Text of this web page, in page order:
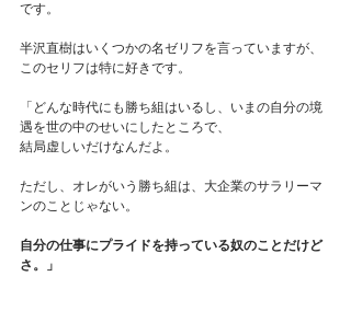
です。
半沢直樹はいくつかの名ゼリフを言っていますが、
このセリフは特に好きです。
「どんな時代にも勝ち組はいるし、いまの自分の境
遇を世の中のせいにしたところで、
結局虚しいだけなんだよ。
ただし、オレがいう勝ち組は、大企業のサラリーマ
ンのことじゃない。
自分の仕事にプライドを持っている奴のことだけど
さ。」